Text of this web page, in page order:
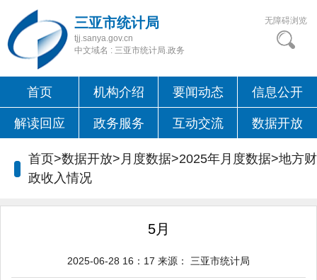
三亚市统计局
tjj.sanya.gov.cn
中文域名 : 三亚市统计局.政务
无障碍浏览
首页 机构介绍 要闻动态 信息公开
解读回应 政务服务 互动交流 数据开放
首页>数据开放>月度数据>2025年月度数据>地方财
政收入情况
5月
2025-06-28 16：17 来源： 三亚市统计局